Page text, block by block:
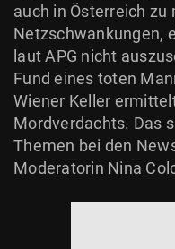
auch in Österreich zu
Netzschwankungen,
laut APG nicht
Fund eines toten
Wiener Keller
Mordverdachts. Das
Themen bei den
Moderatorin Nina